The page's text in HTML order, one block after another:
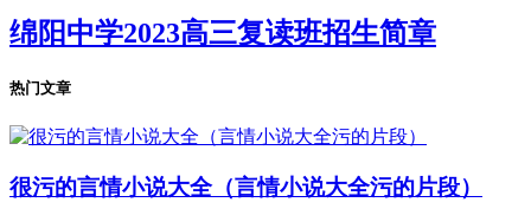
绵阳中学2023高三复读班招生简章
热门文章
很污的言情小说大全（言情小说大全污的片段）